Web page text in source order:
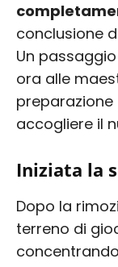
conclusione
Un
ora alle
accogliere il
Iniziata la
Dopo la
terreno di